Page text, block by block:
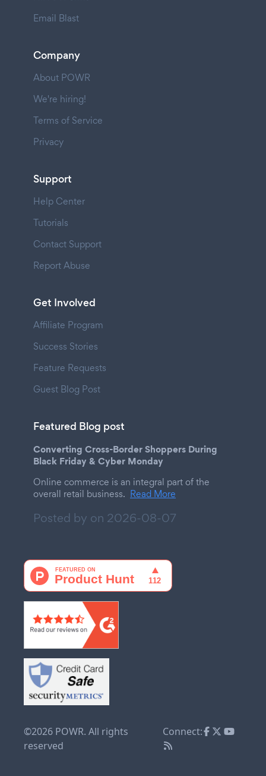
Email Blast
Company
About POWR
We're hiring!
Terms of Service
Privacy
Support
Help Center
Tutorials
Contact Support
Report Abuse
Get Involved
Affiliate Program
Success Stories
Feature Requests
Guest Blog Post
Featured Blog post
Converting Cross-Border Shoppers During
Black Friday & Cyber Monday
Online commerce is an integral part of the
overall retail business. Read More
Posted by on 2026-08-07
©2026 POWR. All rights
reserved
Connect: